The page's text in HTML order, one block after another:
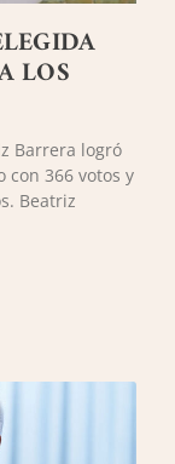
LOS
Barrera logró
con 366 votos y
Beatriz